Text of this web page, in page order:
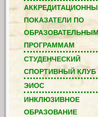
ПОКАЗАТЕЛИ ПО
ОБРАЗОВАТЕЛЬНЫМ
ПРОГРАММАМ
СТУДЕНЧЕСКИЙ
СПОРТИВНЫЙ КЛУБ
ЭИОС
ИНКЛЮЗИВНОЕ
ОБРАЗОВАНИЕ